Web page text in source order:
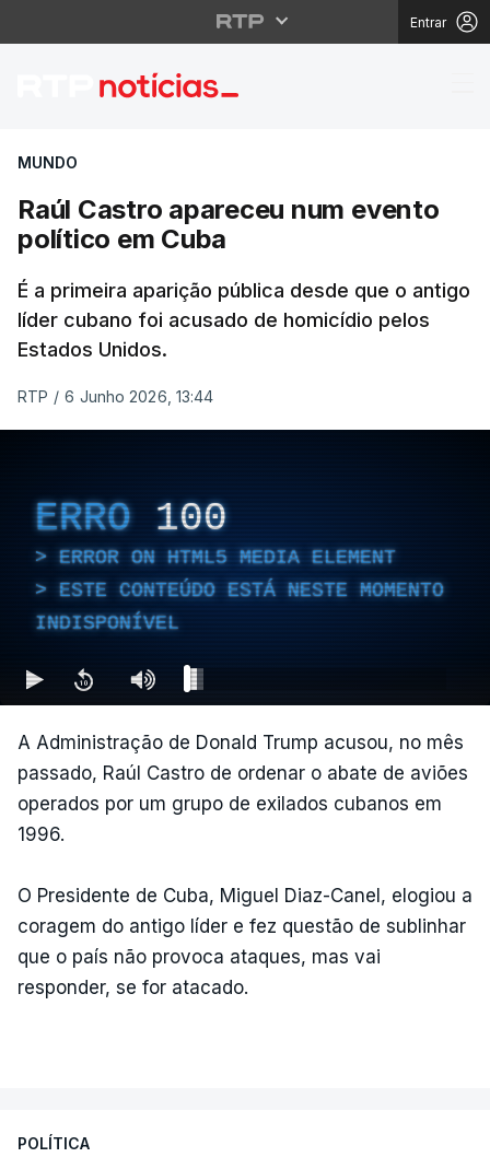
Entrar
Raúl Castro
MUNDO
Raúl Castro apareceu num evento
político em Cuba
É a primeira aparição pública desde que o antigo
líder cubano foi acusado de homicídio pelos
Estados Unidos.
RTP / 6 Junho 2026, 13:44
ERRO 100
ERROR ON HTML5 MEDIA ELEMENT
ESTE CONTEÚDO ESTÁ NESTE MOMENTO
INDISPONÍVEL
A Administração de Donald Trump acusou, no mês
passado, Raúl Castro de ordenar o abate de aviões
operados por um grupo de exilados cubanos em
1996.
O Presidente de Cuba, Miguel Diaz-Canel, elogiou a
coragem do antigo líder e fez questão de sublinhar
que o país não provoca ataques, mas vai
responder, se for atacado.
POLÍTICA